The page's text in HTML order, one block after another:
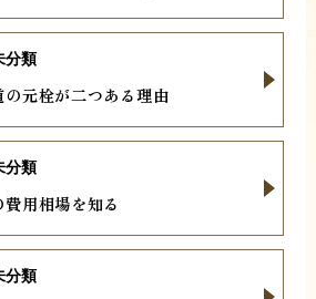
元栓が二つある理由
分類
用相場を知る
分類
分類